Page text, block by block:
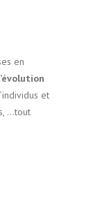
en
et
…tout